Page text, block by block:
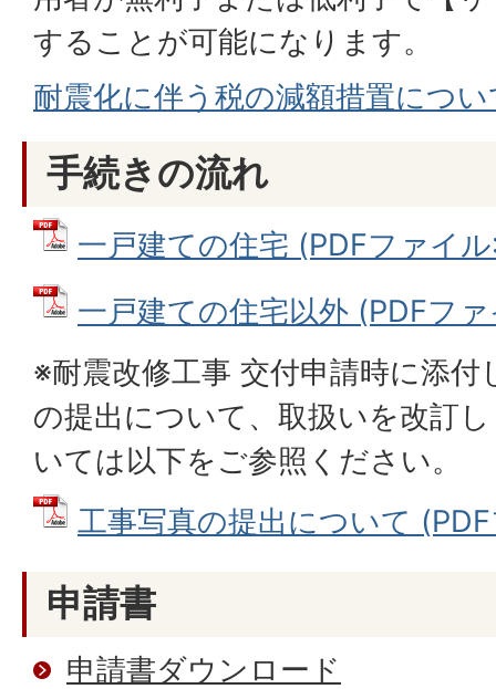
することが可能になります。
耐震化に伴う税の減額措置につい
手続きの流れ
一戸建ての住宅 (PDFファイ
一戸建ての住宅以外 (PDFフ
※耐震改修工事 交付申請時に添
の提出について、取扱いを改訂
いては以下をご参照ください。
工事写真の提出について
申請書
申請書ダウンロード